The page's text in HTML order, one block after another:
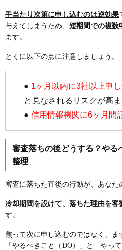
手当たり次第に申し込むのは逆効果
与えてしまうため、 短期間での複数
ます。
とくに以下の点に注意しましょう。
● 1ヶ月以内に3社以上申
と見なされるリスクが高
● 信用情報機関に6ヶ月間
審査落ちの後どうする？やる
整理
審査に落ちた直後の行動が、あなた
冷却期間を設けて、落ちた理由を客
す。
焦って次に申し込むのではなく、
「やるべきこと（DO）」と「やっ